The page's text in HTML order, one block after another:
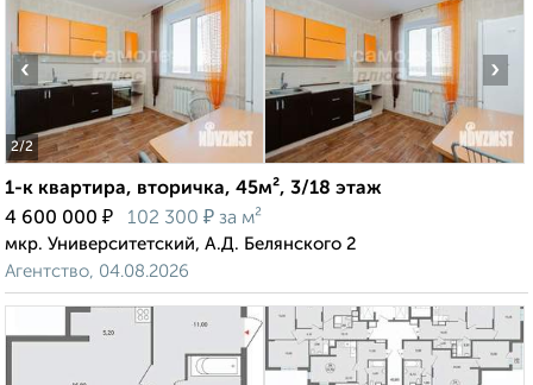
2/2
‹ ›
1-к квартира, вторичка, 45м², 3/18 этаж
4 600 000 ₽ 102 300 ₽ за м²
мкр. Университетский, А.Д. Белянского 2
Агентство, 04.08.2026